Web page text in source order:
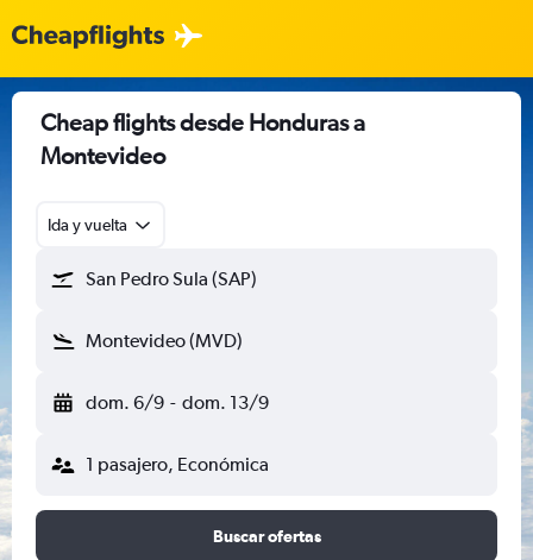
Cheap flights desde Honduras a
Montevideo
Ida y vuelta
San Pedro Sula (SAP)
Montevideo (MVD)
dom. 6/9 - dom. 13/9
1 pasajero, Económica
Buscar ofertas